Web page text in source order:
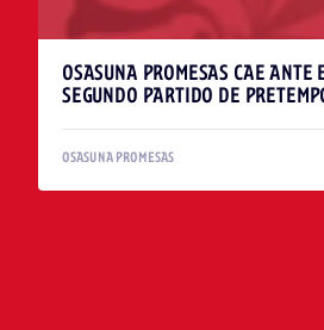
OSASUNA PROMESAS CAE ANTE
SEGUNDO PARTIDO DE
OSASUNA PROMESAS